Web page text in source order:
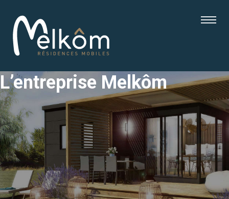
L’entreprise Melkôm